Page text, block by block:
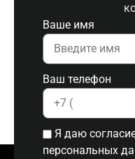
Ваше имя
Ваш телефон
Я даю
персональных